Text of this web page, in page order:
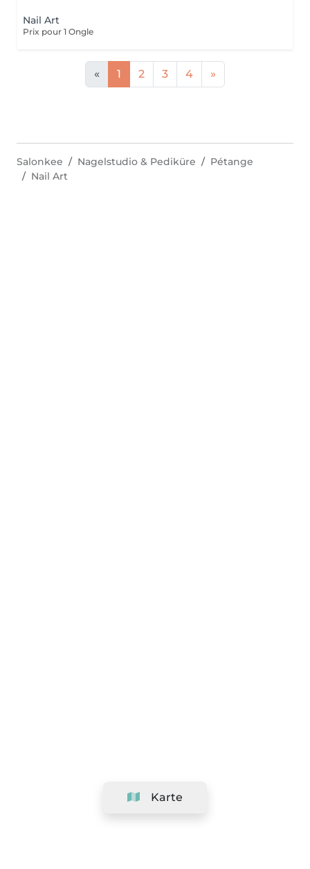
Nail Art
Prix pour 1 Ongle
« 1 2 3 4 »
Karte
Salonkee Nagelstudio & Pediküre
Pétange
Nail Art